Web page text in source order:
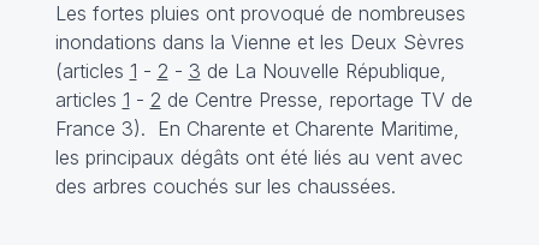
Les fortes pluies ont provoqué de nombreuses
inondations dans la Vienne et les Deux Sèvres
(articles 1 - 2 - 3 de La Nouvelle République,
articles 1 - 2 de Centre Presse, reportage TVde
France 3). En Charente et Charente Maritime,
les principaux dégâts ont été liés au vent avec
des arbres couchés sur les chaussées.